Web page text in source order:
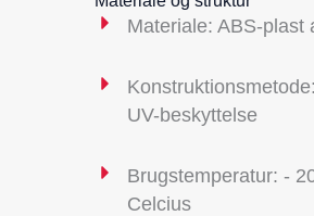
Materiale: ABS-plast
UV-beskyttelse
Brugstemperatur: -
Celcius